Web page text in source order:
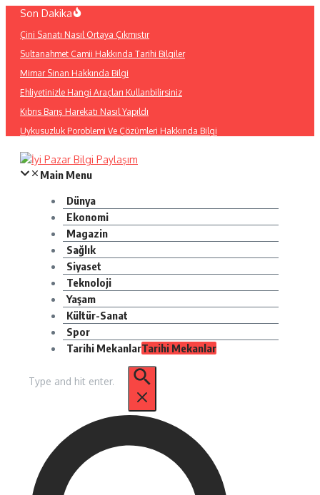
İçeriğe
Son Dakika
Çini Sanatı Nasıl Ortaya Çıkmıştır
Sultanahmet Camii Hakkında Tarihi Bilgiler
Mimar Sinan Hakkında Bilgi
Ehliyetinizle Hangi Araçları Kullanbilirsiniz
Kıbrıs Barış Harekatı Nasıl Yapıldı
Uykusuzluk Poroblemi Ve Çözümleri Hakkında Bilgi
Main Menu
Dünya
Ekonomi
Magazin
Sağlık
Siyaset
Teknoloji
Yaşam
Kültür-Sanat
Spor
Tarihi MekanlarTarihi Mekanlar